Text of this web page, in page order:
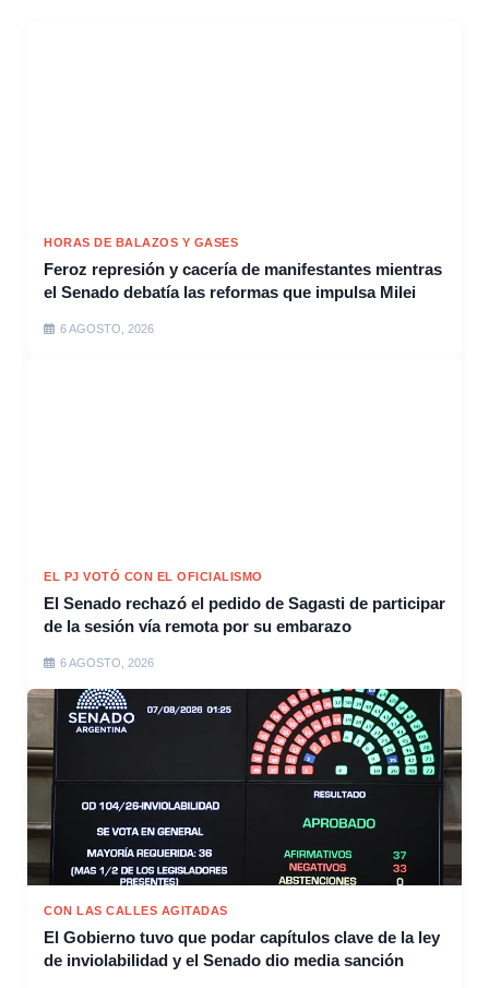
HORAS DE BALAZOS Y GASES
Feroz represión y cacería de manifestantes mientras
el Senado debatía las reformas que impulsa Milei
6 AGOSTO, 2026
EL PJ VOTÓ CON EL OFICIALISMO
El Senado rechazó el pedido de Sagasti de participar
de la sesión vía remota por su embarazo
6 AGOSTO, 2026
CON LAS CALLES AGITADAS
El Gobierno tuvo que podar capítulos clave de la ley
de inviolabilidad y el Senado dio media sanción